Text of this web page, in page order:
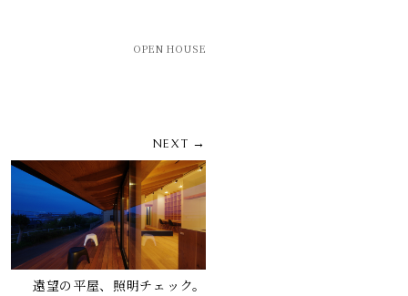
OPEN HOUSE
NEXT →
遠望の平屋、照明チェック。